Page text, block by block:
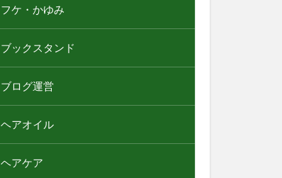
フケ・かゆみ
ブックスタンド
ブログ運営
ヘアオイル
ヘアケア